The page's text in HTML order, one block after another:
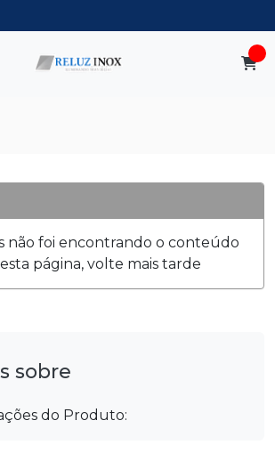
não foi encontrando o conteúdo
página, volte mais tarde
sobre
do Produto: